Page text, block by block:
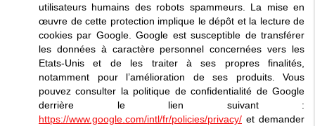
utilisateurs humains des robots spammeurs. La mise en
œuvre de cette protection implique le dépôt et la lecture de
cookies par Google. Google est susceptible de transférer
les données à caractère personnel concernées vers les
Etats-Unis et de les traiter à ses propres finalités,
notamment pour l’amélioration de ses produits. Vous
pouvez consulter la politique de confidentialité de Google
derrière le lien suivant :
https://www.google.com/intl/fr/policies/privacy/ et demander